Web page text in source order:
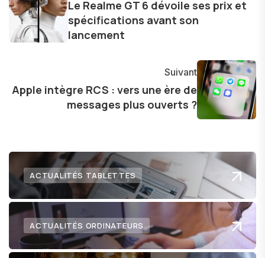
d'une curiosité insatiable, j'aime dévoiler les
dernières tendances et innovations, partageant
avec enthousiasme mes découvertes avec la
l'exploration constante des frontières de la
technologie me permet de présenter aux
lecteurs un aperçu captivant de ce que le futur
Le Realme GT 6 dévoile ses prix et
spécifications avant son
lancement
Suivant
Apple intègre RCS : vers une ère de
messages plus ouverts ?
ACTUALITÉS TABLETTES
ACTUALITÉS ORDINATEURS